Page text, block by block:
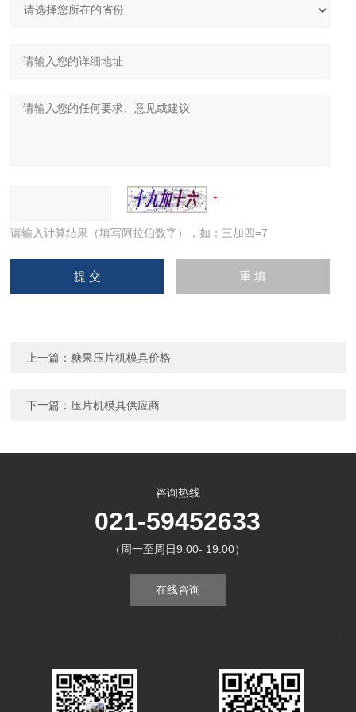
请输入计算结果（填写阿拉伯数字），如：三加四=7
上一篇：糖果压片机模具价格
下一篇： 压片机模具供应商
咨询热线
021-59452633
（周一至周日9:00- 19:00）
在线咨询